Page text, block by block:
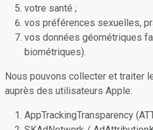
votre santé ;
vos préférences sexuelles,
vos données géométriques
biométriques).
Nous pouvons collecter et traiter
auprès des utilisateurs Apple:
AppTrackingTransparency